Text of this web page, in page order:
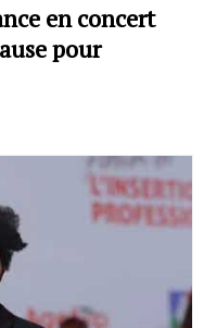
en concert
pour